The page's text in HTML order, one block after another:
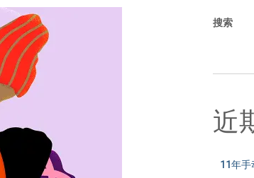
搜索
近
11年手